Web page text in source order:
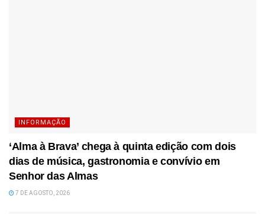
INFORMAÇÃO
‘Alma à Brava’ chega à quinta edição com dois
dias de música, gastronomia e convívio em
Senhor das Almas
7 DE AGOSTO, 2026